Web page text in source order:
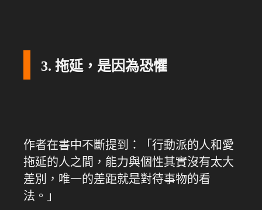
3. 拖延，是因為恐懼
作者在書中不斷提到：「行動派的人和愛
拖延的人之間，能力與個性其實沒有太大
差別，唯一的差距就是對待事物的看
法。」